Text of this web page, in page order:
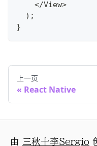
</View>
) ;
}
上一页
React Native
由 三秋十李Sergio